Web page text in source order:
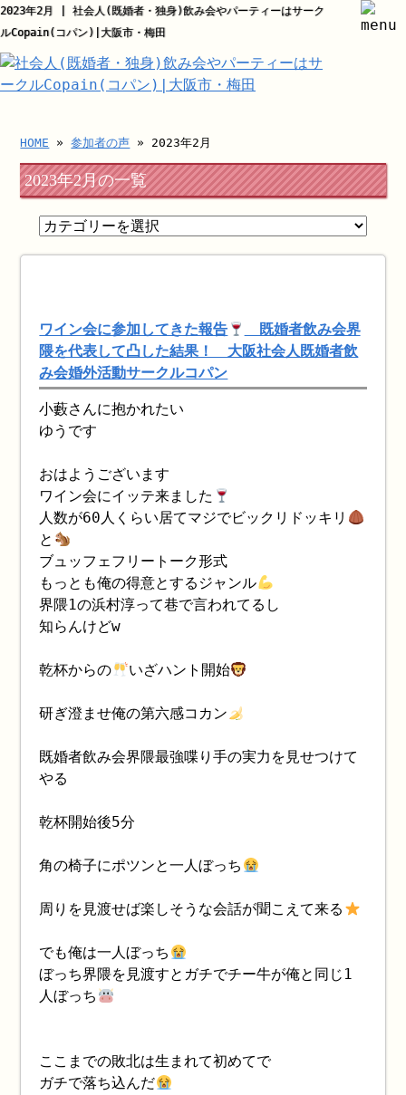
2023年2月 | 社会人(既婚者・独身)飲み会やパーティーはサーク
ルCopain(コパン)|大阪市・梅田
HOME »参加者の声 » 2023年2月
2023年2月の一覧
ワイン会に参加してきた報告
既婚者飲み会界
隈を代表して凸した結果！ 大阪社会人既婚者飲
み会婚外活動サークルコパン
小藪さんに抱かれたい
ゆうです
おはようございます
ワイン会にイッテ来ました
人数が60人くらい居てマジでビックリドッキリ
と
ブュッフェフリートーク形式
もっとも俺の得意とするジャンル
界隈1の浜村淳って巷で言われてるし
知らんけどw
乾杯からの いざハント開始
研ぎ澄ませ俺の第六感コカン
既婚者飲み会界隈最強喋り手の実力を見せつけて
やる
乾杯開始後5分
角の椅子にポツンと一人ぼっち
周りを見渡せば楽しそうな会話が聞こえて来る
でも俺は一人ぼっち
ぼっち界隈を見渡すとガチでチー牛が俺と同じ1
人ぼっち
ここまでの敗北は生まれて初めてで
ガチで落ち込んだ